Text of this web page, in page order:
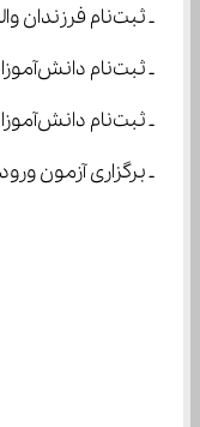
ـ ثبت‌نام فرزندان والدین شاغل در نزدیک‌ترین مدرسه به محل کار یکی از والدین بلامانع است.
ـ ثبت‌نام دانش‌آموزان در محدوده‌های مرزی مناطق شهری با هماهنگی ستاد ثبت‌نام مناطق همجوار الزامی است.
ـ ثبت‌نام دانش‌آموزان عشایری بدون در نظر گرفتن محدوده و به‌صورت مهمان در نزدیک‌ترین مدرسه مقصد کوچ مجاز است.
ـ برگزاری آزمون ورودی،